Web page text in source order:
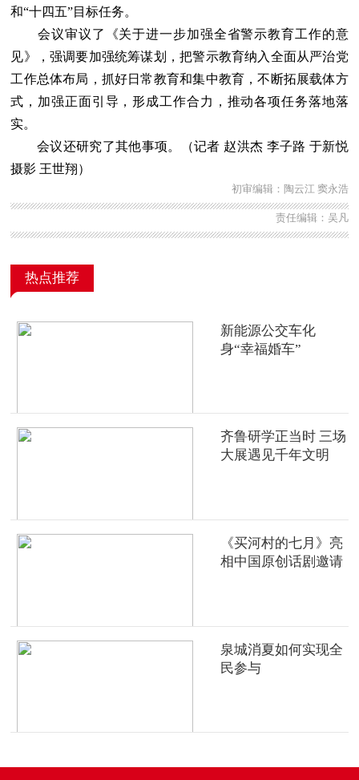
和“十四五”目标任务。
会议审议了《关于进一步加强全省警示教育工作的意
见》，强调要加强统筹谋划，把警示教育纳入全面从严治党
工作总体布局，抓好日常教育和集中教育，不断拓展载体方
式，加强正面引导，形成工作合力，推动各项任务落地落
实。
会议还研究了其他事项。（记者 赵洪杰 李子路 于新悦
摄影 王世翔）
初审编辑：陶云江 窦永浩
责任编辑：吴凡
热点推荐
新能源公交车化
身“幸福婚车”
齐鲁研学正当时 三场
大展遇见千年文明
《买河村的七月》亮
相中国原创话剧邀请
泉城消夏如何实现全
民参与